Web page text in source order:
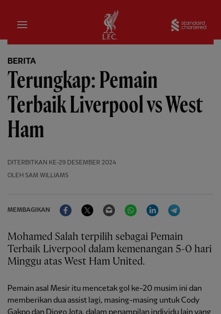
Rumah
BERITA
Terungkap: Pemain
Terbaik Liverpool vs West
Ham
DITERBITKAN KE-29 DESEMBER 2024
OLEH SAM WILLIAMS
MEMBAGIKAN
FacebookTwitter Email WhatsAppLinkedIn
Mohamed Salah terpilih sebagai Pemain
Terbaik Liverpool dalam kemenangan 5-0 hari
Minggu atas West Ham United.
Pemain asal Mesir itu mencetak gol ke-20 musim ini dan
memberikan dua assist lagi, masing-masing untuk Cody
Gakpo dan Diogo Jota, dalam penampilan individu lain yang